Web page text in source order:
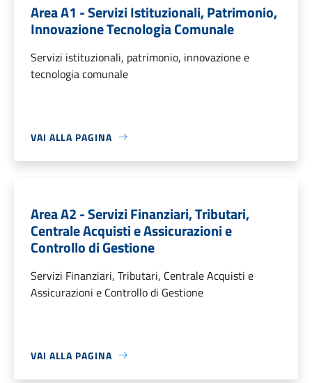
Area A1 - Servizi Istituzionali, Patrimonio,
Innovazione Tecnologia Comunale
Servizi istituzionali, patrimonio, innovazione e
tecnologia comunale
VAI ALLA PAGINA
Area A2 - Servizi Finanziari, Tributari,
Centrale Acquisti e Assicurazioni e
Controllo di Gestione
Servizi Finanziari, Tributari, Centrale Acquisti e
Assicurazioni e Controllo di Gestione
VAI ALLA PAGINA